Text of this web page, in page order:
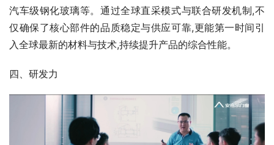
汽车级钢化玻璃等。通过全球直采模式与联合研发机制,不
仅确保了核心部件的品质稳定与供应可靠,更能第一时间引
入全球最新的材料与技术,持续提升产品的综合性能。
四、研发力